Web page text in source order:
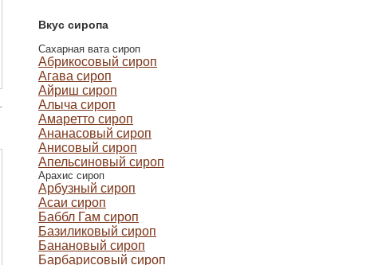
Вкус сиропа
Сахарная вата сироп
Абрикосовый сироп
Агава сироп
Айриш сироп
Алыча сироп
Амаретто сироп
Ананасовый сироп
Анисовый сироп
Апельсиновый сироп
Арахис сироп
Арбузный сироп
Асаи сироп
Баббл Гам сироп
Базиликовый сироп
Банановый сироп
Барбарисовый сироп